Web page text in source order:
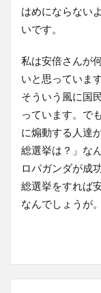
はめにならない
いです。
私は安倍さんが
いと思っていま
そういう風に国
っています。で
に煽動する人達
総選挙は？」な
ロパガンダが成
総選挙をすれば
なんでしょうが。